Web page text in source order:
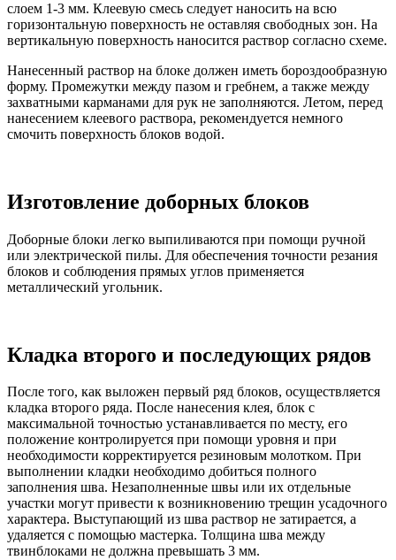
слоем 1-3 мм. Клеевую смесь следует наносить на всю
горизонтальную поверхность не оставляя свободных зон. На
вертикальную поверхность наносится раствор согласно схеме.
Нанесенный раствор на блоке должен иметь бороздообразную
форму. Промежутки между пазом и гребнем, а также между
захватными карманами для рук не заполняются. Летом, перед
нанесением клеевого раствора, рекомендуется немного
смочить поверхность блоков водой.
Изготовление доборных блоков
Доборные блоки легко выпиливаются при помощи ручной
или электрической пилы. Для обеспечения точности резания
блоков и соблюдения прямых углов применяется
металлический угольник.
Кладка второго и последующих рядов
После того, как выложен первый ряд блоков, осуществляется
кладка второго ряда. После нанесения клея, блок с
максимальной точностью устанавливается по месту, его
положение контролируется при помощи уровня и при
необходимости корректируется резиновым молотком. При
выполнении кладки необходимо добиться полного
заполнения шва. Незаполненные швы или их отдельные
участки могут привести к возникновению трещин усадочного
характера. Выступающий из шва раствор не затирается, а
удаляется с помощью мастерка. Толщина шва между
твинблоками не должна превышать 3 мм.